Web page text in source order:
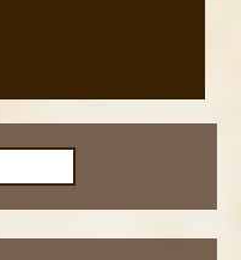
ーショ